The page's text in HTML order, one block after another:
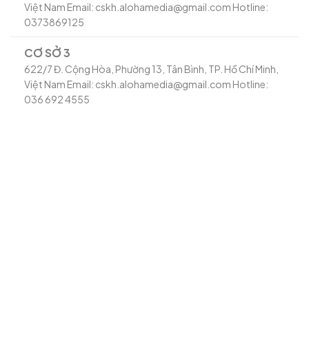
Việt Nam Email: cskh.alohamedia@gmail.com Hotline:
0373869125
CƠ SỞ 3
622/7 Đ. Cộng Hòa, Phường 13, Tân Bình, TP. Hồ Chí Minh,
Việt Nam Email: cskh.alohamedia@gmail.com Hotline:
036 692 4555